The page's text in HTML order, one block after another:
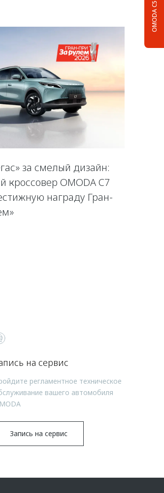
OMODA C5
за смелый дизайн:
кроссовер OMODA C7
награду Гран-
на сервис
регламентное техническое
вашего автомобиля
Запись на сервис